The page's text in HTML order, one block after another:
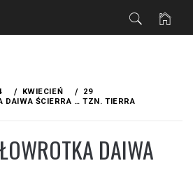
KWIECIEŃ
29
DAIWA ŚCIERRA … TZN. TIERRA
DAIWA